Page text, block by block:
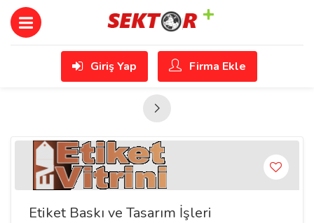
Giriş Yap Firma Ekle
Etiket Baskı ve Tasarım İşleri